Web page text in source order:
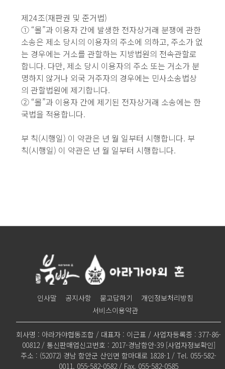
제24조(재판권 및 준거법)
① “몰”과 이용자 간에 발생한 전자상거래 분쟁에 관한
소송은 제소 당시의 이용자의 주소에 의하고, 주소가 없
는 경우에는 거소를 관할하는 지방법원의 전속관할로
합니다. 다만, 제소 당시 이용자의 주소 또는 거소가 분
명하지 않거나 외국 거주자의 경우에는 민사소송법상
의 관할법원에 제기합니다.
② “몰”과 이용자 간에 제기된 전자상거래 소송에는 한
국법을 적용합니다.
부 칙(시행일) 이 약관은 년 월 일부터 시행합니다. 부
칙(시행일) 이 약관은 년 월 일부터 시행합니다.
인사말 공지사항 묻고답하기
개인정보처리방침
서비스이용약관
회사명 : 아라가야협동조합 / 대표자 : 이근표 / 사업자등록증 : 377-86-
00812 / 통신판매업신고번호 : 2017-경남함안-39 [사업자정보확인]
주소 : (52072) 경남 함안군 산인면 함마대로 1828-1 / Tel. 055-582-
0011, 055-582-0582 / Fax. 055-582-0585